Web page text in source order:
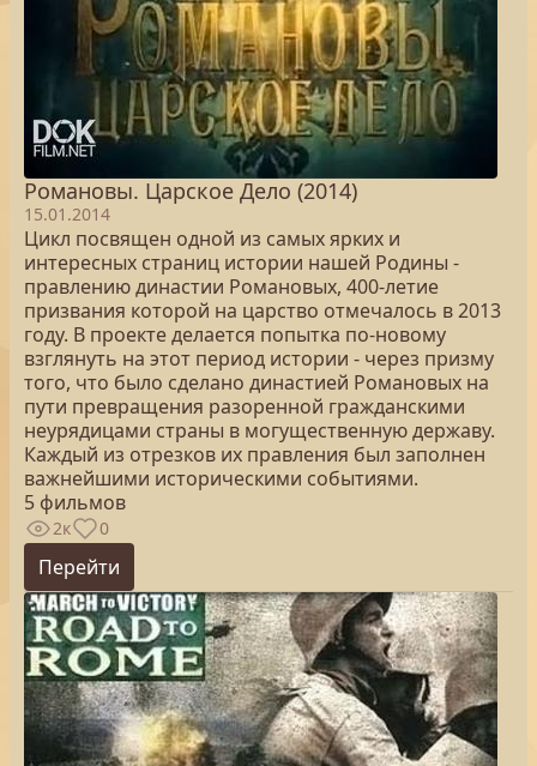
Романовы. Царское Дело (2014)
15.01.2014
Цикл посвящен одной из самых ярких и
интересных страниц истории нашей Родины -
правлению династии Романовых, 400-летие
призвания которой на царство отмечалось в 2013
году. В проекте делается попытка по-новому
взглянуть на этот период истории - через призму
того, что было сделано династией Романовых на
пути превращения разоренной гражданскими
неурядицами страны в могущественную державу.
Каждый из отрезков их правления был заполнен
важнейшими историческими событиями.
5 фильмов
2к 0
Перейти